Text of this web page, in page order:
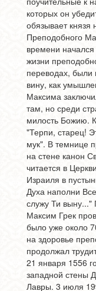
которых он
обязывает князя
Преподобного
времени
жизни
переводах,
вину, как
Максима
там, но среди
милость Божию.
"Терпи, старец!
мук". В темнице
на стене канон
читается в
Израиля в
Духа наполни
служу Ти выну..."
Максим Грек
было уже около
на здоровье
продолжал
21 января 1556
западной стены
Лавры. 3 июля